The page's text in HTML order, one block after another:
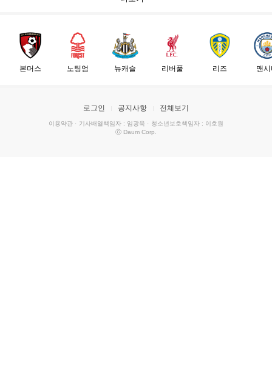
본머스 노팅엄 뉴캐슬 리버풀 리즈 맨
로그인 공지사항 전체보기
이용약관 · 기사배열책임자 : 임광욱 · 청소년보호책임자 : 이호원
ⓒ Daum Corp.